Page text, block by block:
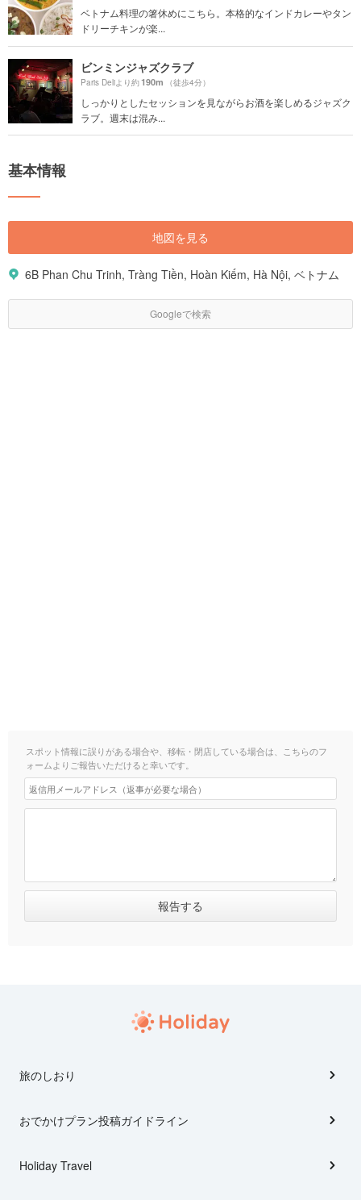
ベトナム料理の箸休めにこちら。本格的なインドカレーやタン
ドリーチキンが楽...
ビンミンジャズクラブ
Paris Deliより約190m （徒歩4分）
しっかりとしたセッションを見ながらお酒を楽しめるジャズク
ラブ。週末は混み...
基本情報
地図を見る
6B Phan Chu Trinh, Tràng Tiền, Hoàn Kiếm, Hà Nội, ベトナム
Googleで検索
スポット情報に誤りがある場合や、移転・閉店している場合は、こちらのフ
ォームよりご報告いただけると幸いです。
旅のしおり
おでかけプラン投稿ガイドライン
Holiday Travel